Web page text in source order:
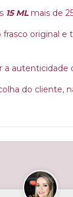
15 MLmais de
original e
a autenticidade
do cliente,